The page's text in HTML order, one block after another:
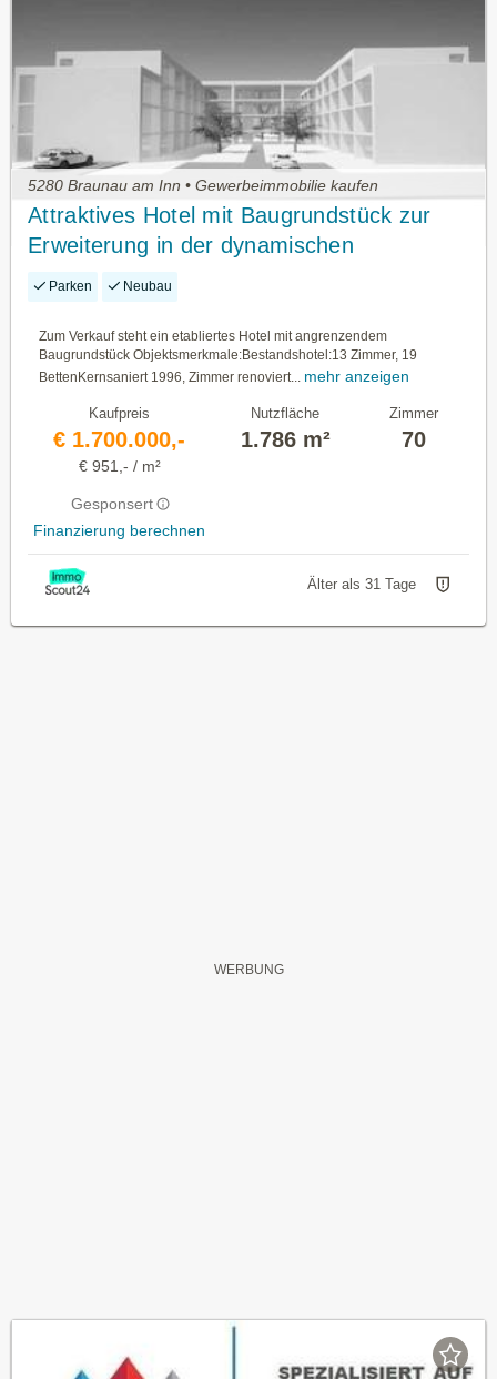
5280 Braunau am Inn • Gewerbeimmobilie kaufen
Attraktives Hotel mit Baugrundstück zur
Erweiterung in der dynamischen
Industrieregion Oberösterreich
Parken Neubau
Zum Verkauf steht ein etabliertes Hotel mit angrenzendem
Baugrundstück Objektsmerkmale:Bestandshotel:13 Zimmer, 19
BettenKernsaniert 1996, Zimmer renoviert... mehr anzeigen
Kaufpreis
€ 1.700.000,-
€ 951,- / m²
Gesponsert
Finanzierung berechnen
Nutzfläche
1.786 m²
Zimmer
70
Älter als 31 Tage